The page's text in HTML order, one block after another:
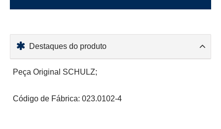
Destaques do produto
Peça Original SCHULZ;
Código de Fábrica: 023.0102-4